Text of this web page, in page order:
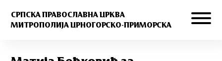
СРПСКА ПРАВОСЛАВНА ЦРКВА
МИТРОПОЛИЈА ЦРНОГОРСКО-ПРИМОРСКА